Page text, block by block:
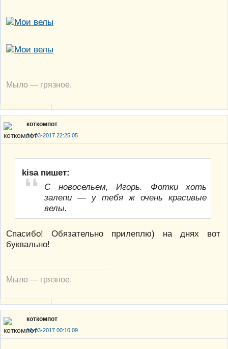
Мыло — грязное.
коткомпот
14-03-2017 22:25:05
kisa пишет:
С новосельем, Игорь. Фотки хоть
залепи — у тебя ж очень красивые
велы.
Спасибо! Обязательно прилеплю) на днях вот
буквально!
Мыло — грязное.
коткомпот
16-03-2017 00:10:09